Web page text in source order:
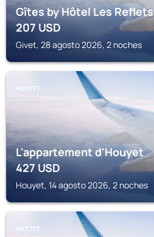
Gîtes by Hôtel Les
207USD
Givet, 28 agosto 2026, 2 noches
HOUYET
L'appartement d'Houyet
427USD
Houyet, 14 agosto 2026, 2 noches
METTET